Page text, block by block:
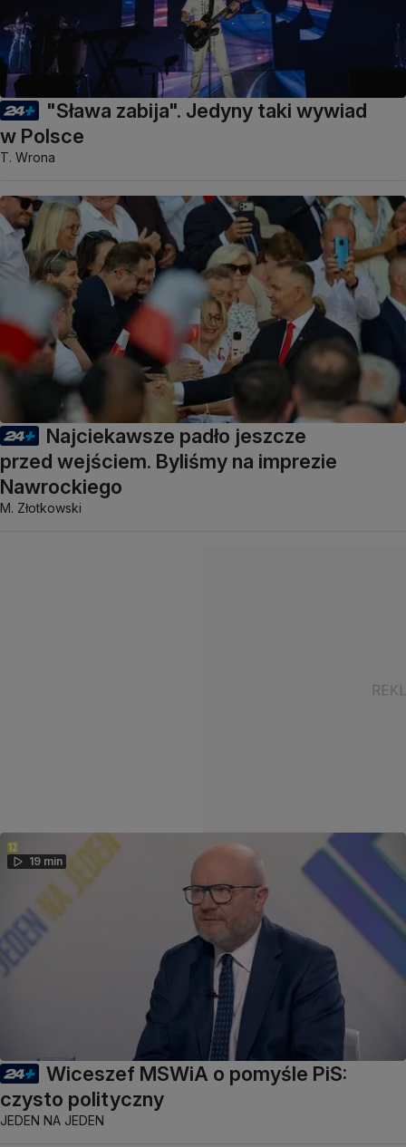
"Sława zabija". Jedyny taki wywiad
w Polsce
T. Wrona
Najciekawsze padło jeszcze
przed wejściem. Byliśmy na imprezie
Nawrockiego
M. Złotkowski
19 min
Wiceszef MSWiA o pomyśle PiS:
czysto polityczny
JEDEN NA JEDEN